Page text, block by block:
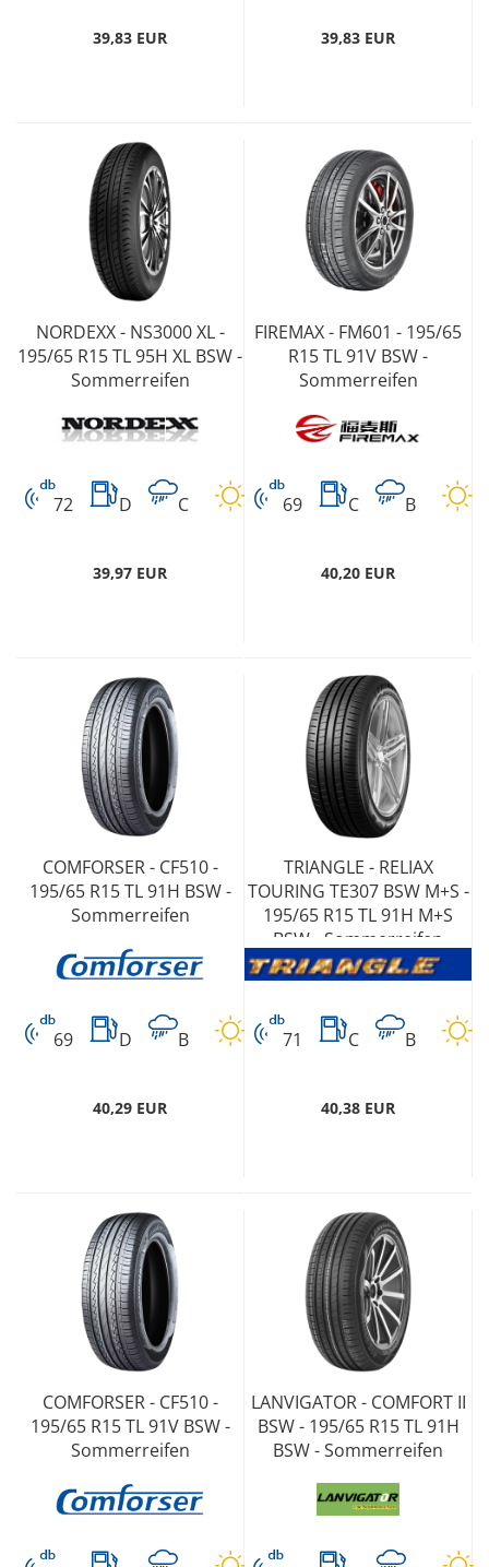
39,83 EUR 39,83 EUR
NORDEXX - NS3000 XL -
195/65 R15 TL 95H XL BSW -
Sommerreifen
72 D C
39,97 EUR
FIREMAX - FM601 - 195/65
R15 TL 91V BSW -
Sommerreifen
69 C B
40,20 EUR
COMFORSER - CF510 -
195/65 R15 TL 91H BSW -
Sommerreifen
69 D B
40,29 EUR
TRIANGLE - RELIAX
TOURING TE307 BSW M+S -
195/65 R15 TL 91H M+S
BSW - Sommerreifen
71 C B
40,38 EUR
COMFORSER - CF510 -
195/65 R15 TL 91V BSW -
Sommerreifen
LANVIGATOR - COMFORT II
BSW - 195/65 R15 TL 91H
BSW - Sommerreifen